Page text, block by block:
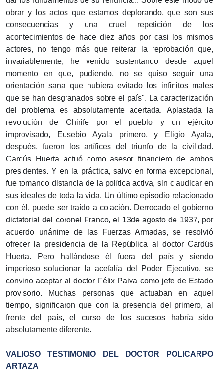
obrar y los actos que estamos deplorando, que son sus
consecuencias y una cruel repetición de los
acontecimientos de hace diez años por casi los mismos
actores, no tengo más que reiterar la reprobación que,
invariablemente, he venido sustentando desde aquel
momento en que, pudiendo, no se quiso seguir una
orientación sana que hubiera evitado los infinitos males
que se han desgranados sobre el país". La caracterización
del problema es absolutamente acertada. Aplastada la
revolución de Chirife por el pueblo y un ejército
improvisado, Eusebio Ayala primero, y Eligio Ayala,
después, fueron los artífices del triunfo de la civilidad.
Cardús Huerta actuó como asesor financiero de ambos
presidentes. Y en la práctica, salvo en forma excepcional,
fue tomando distancia de la política activa, sin claudicar en
sus ideales de toda la vida. Un último episodio relacionado
con él, puede ser traído a colación. Derrocado el gobierno
dictatorial del coronel Franco, el 13de agosto de 1937, por
acuerdo unánime de las Fuerzas Armadas, se resolvió
ofrecer la presidencia de la República al doctor Cardús
Huerta. Pero hallándose él fuera del país y siendo
imperioso solucionar la acefalía del Poder Ejecutivo, se
convino aceptar al doctor Félix Paiva como jefe de Estado
provisorio. Muchas personas que actuaban en aquel
tiempo, significaron que con la presencia del primero, al
frente del país, el curso de los sucesos habría sido
absolutamente diferente.
VALIOSO TESTIMONIO DEL DOCTOR POLICARPO
ARTAZA